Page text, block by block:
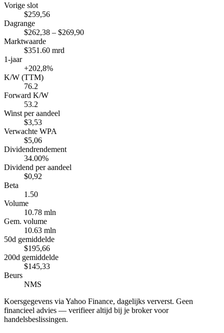
Vorige slot
$259,56
Dagrange
$262,38 – $269,90
Marktwaarde
$351.60 mrd
1-jaar
+202,8%
K/W (TTM)
76.2
Forward K/W
53.2
Winst per aandeel
$3,53
Verwachte WPA
$5,06
Dividendrendement
34.00%
Dividend per aandeel
$0,92
Beta
1.50
Volume
10.78 mln
Gem. volume
10.63 mln
50d gemiddelde
$195,66
200d gemiddelde
$145,33
Beurs
NMS
Koersgegevens via Yahoo Finance, dagelijks ververst. Geen
financieel advies — verifieer altijd bij je broker voor
handelsbeslissingen.